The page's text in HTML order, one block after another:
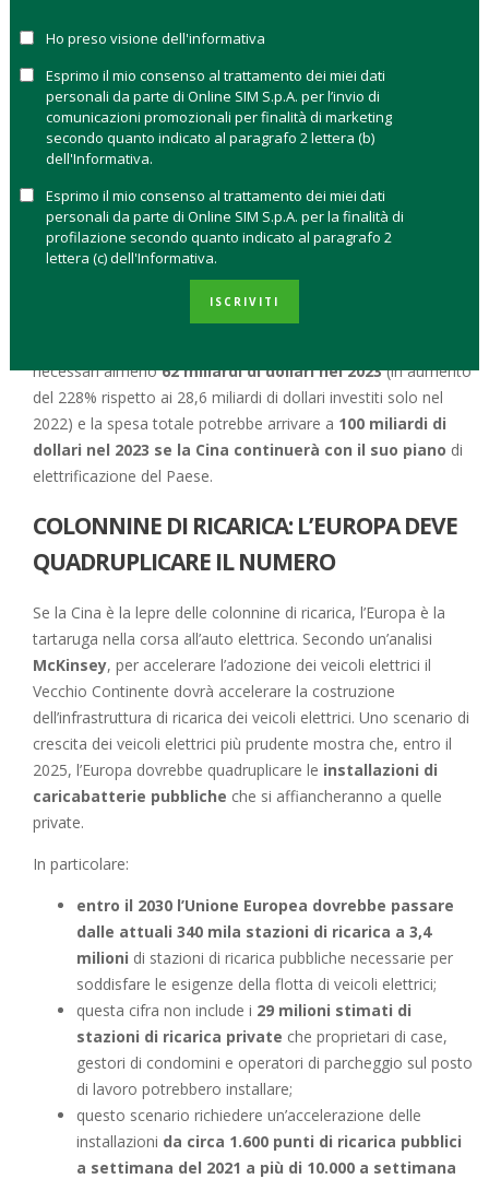
Si tratta di un passo importante sulla strada della
trasformazione del mercato automotive verso l’elettrico. M
non mancano i dubbi: laspesa per singola persona è di
minimo 1.500 euro che sale a 8 mila euro per i
condomini.Non solo. Il plafond è di 40 milioni e quindi c’è la
richieste superassero l’offerta.
Le colonnine di ricarica sono uno dei passi necessari per il
successo della transizione verso l’elettrico della mobilità a
livello globale. Il bonus italiano è una goccia nel mare degli
investimenti in hardware e colonnine di ricarica che occorrono
necessari almeno62 miliardi di dollari nel 2023(in aumento
del 228% rispetto ai 28,6 miliardi di dollari investiti solo nel
2022) e la spesa totale potrebbe arrivare a 100 miliardi di
dollari nel 2023 se la Cina continuerà con il suo piano di
elettrificazione del Paese.
COLONNINE DI RICARICA: L’EUROPA DEVE
QUADRUPLICARE IL NUMERO
Se la Cina è la lepre delle colonnine di ricarica, l’Europa è la
tartaruga nella corsa all’auto elettrica. Secondo un’analisi
McKinsey, per accelerare l’adozione dei veicoli elettrici il
Vecchio Continente dovrà accelerare la costruzione
dell’infrastruttura di ricarica dei veicoli elettrici. Uno scenario di
crescita dei veicoli elettrici più prudente mostra che, entro il
2025, l’Europa dovrebbe quadruplicare le installazioni di
caricabatterie pubbliche che si affiancheranno a quelle
private.
In particolare:
entro il 2030 l’Unione Europea dovrebbe passare
dalle attuali 340 mila stazioni di ricarica a 3,4
milioni di stazioni di ricarica pubbliche necessarie per
soddisfare le esigenze della flotta di veicoli elettrici;
questa cifra non include i 29 milioni stimati di
stazioni di ricarica private che proprietari di case,
gestori di condomini e operatori di parcheggio sul posto
di lavoro potrebbero installare;
questo scenario richiedere un’accelerazione delle
installazioni da circa 1.600 punti di ricarica pubblici
a settimana del 2021 a più di 10.000 a settimana
Ho preso visione dell'informativa
Esprimo il mio consenso al trattamento dei miei dati
personali da parte di Online SIM S.p.A. per l’invio di
comunicazioni promozionali per finalità di marketing
secondo quanto indicato al paragrafo 2 lettera (b)
dell'Informativa.
Esprimo il mio consenso al trattamento dei miei dati
personali da parte di Online SIM S.p.A. per la finalità di
profilazione secondo quanto indicato al paragrafo 2
lettera (c) dell'Informativa.
ISCRIVITI